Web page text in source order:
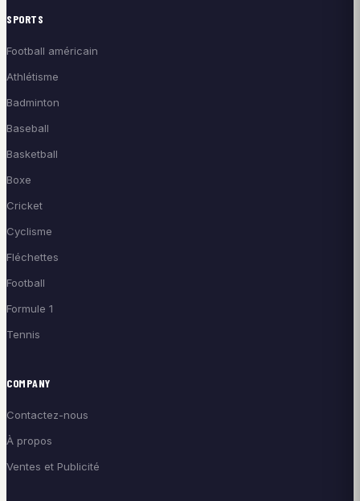
SPORTS
Football américain
Athlétisme
Badminton
Baseball
Basketball
Boxe
Cricket
Cyclisme
Fléchettes
Football
Formule 1
Tennis
COMPANY
Contactez-nous
À propos
Ventes et Publicité